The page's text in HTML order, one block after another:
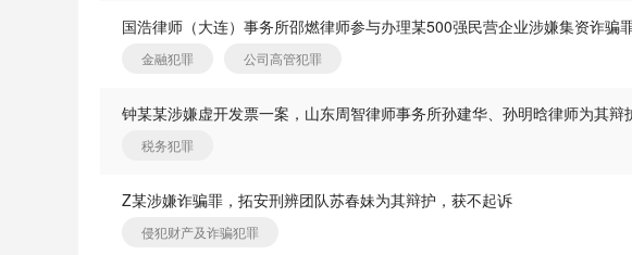
国浩律师（大连）事务所邵燃律师参与办理某500强民营企业涉嫌集资诈骗
金融犯罪 公司高管犯罪
钟某某涉嫌虚开发票一案，山东周智律师事务所孙建华、孙明晗律师为其
税务犯罪
Z某涉嫌诈骗罪，拓安刑辨团队苏春妹为其辩护，获不起诉
侵犯财产及诈骗犯罪